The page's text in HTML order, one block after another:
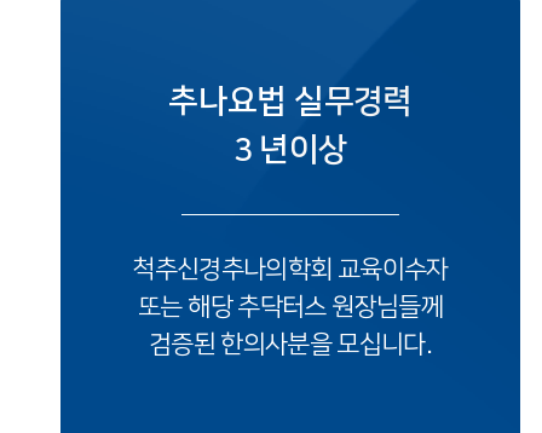
추나요법 실무경력
3 년이상
척추신경추나의학회 교육이수자
또는 해당 추닥터스 원장님들께
검증된 한의사분을 모십니다.